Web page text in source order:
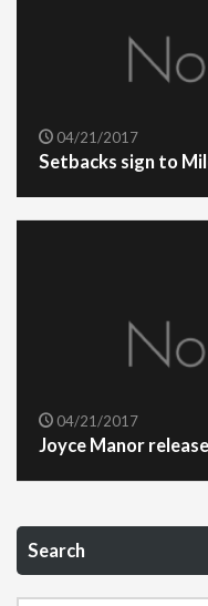
04/21/2017
Setbacks sign to
04/21/2017
Joyce Manor
Search